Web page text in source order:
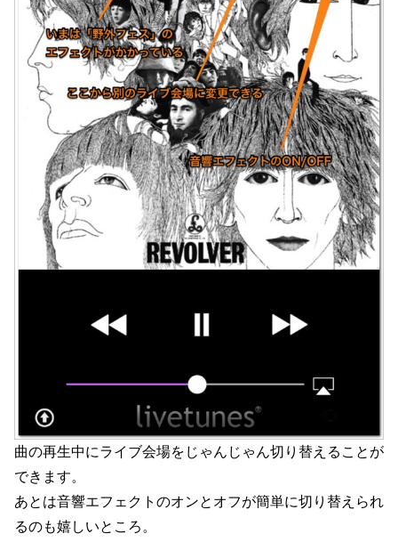
曲の再生中にライブ会場をじゃんじゃん切り替えることが
できます。
あとは音響エフェクトのオンとオフが簡単に切り替えられ
るのも嬉しいところ。